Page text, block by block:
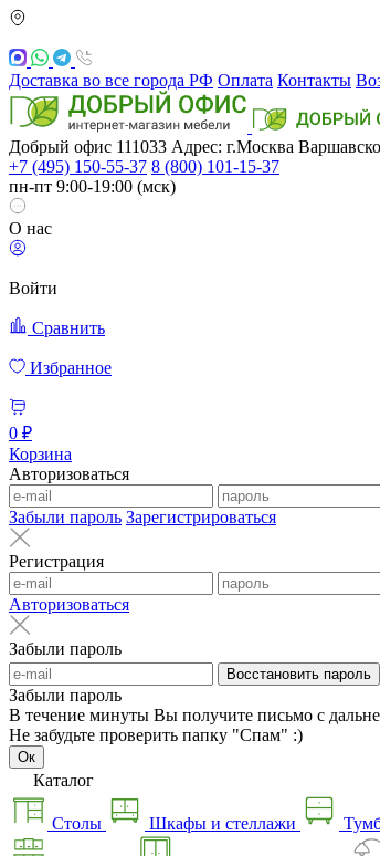
Доставка во все города РФ Оплата Контакты
Добрый офис 111033 Адрес: г.Москва
+7 (495) 150-55-37 8 (800) 101-15-37
пн-пт 9:00-19:00 (мск)
О нас
Войти
Сравнить
Избранное
0 ₽
Корзина
Авторизоваться
Забыли пароль Зарегистрироваться
Регистрация
Авторизоваться
Забыли пароль
Восстановить пароль
Забыли пароль
В течение минуты Вы получите письмо с
Не забудьте проверить папку "Спам" :)
Ок
Каталог
Столы Шкафы и стеллажи